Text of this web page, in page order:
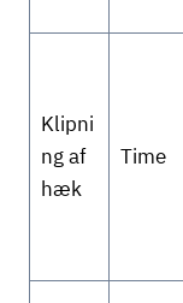
Klipni
ng af
hæk
Time